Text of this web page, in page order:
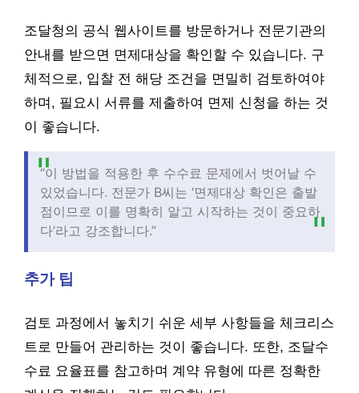
조달청의 공식 웹사이트를 방문하거나 전문기관의
안내를 받으면 면제대상을 확인할 수 있습니다. 구
체적으로, 입찰 전 해당 조건을 면밀히 검토하여야
하며, 필요시 서류를 제출하여 면제 신청을 하는 것
이 좋습니다.
“이 방법을 적용한 후 수수료 문제에서 벗어날 수
있었습니다. 전문가 B씨는 ‘면제대상 확인은 출발
점이므로 이를 명확히 알고 시작하는 것이 중요하
다’라고 강조합니다.”
추가 팁
검토 과정에서 놓치기 쉬운 세부 사항들을 체크리스
트로 만들어 관리하는 것이 좋습니다. 또한, 조달수
수료 요율표를 참고하며 계약 유형에 따른 정확한